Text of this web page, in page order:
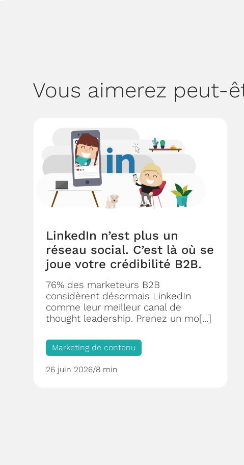
Vous aimerez peut-
LinkedIn n’est plus un
réseau social. C’est là où se
joue votre crédibilité B2B.
76% des marketeurs B2B
considèrent désormais LinkedIn
comme leur meilleur canal de
thought leadership. Prenez un mo[...]
Marketing de contenu
26 juin 2026/8 min